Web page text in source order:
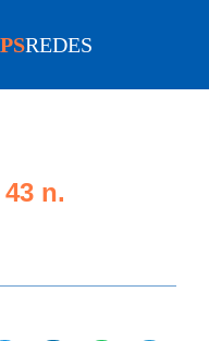
REDES
n.